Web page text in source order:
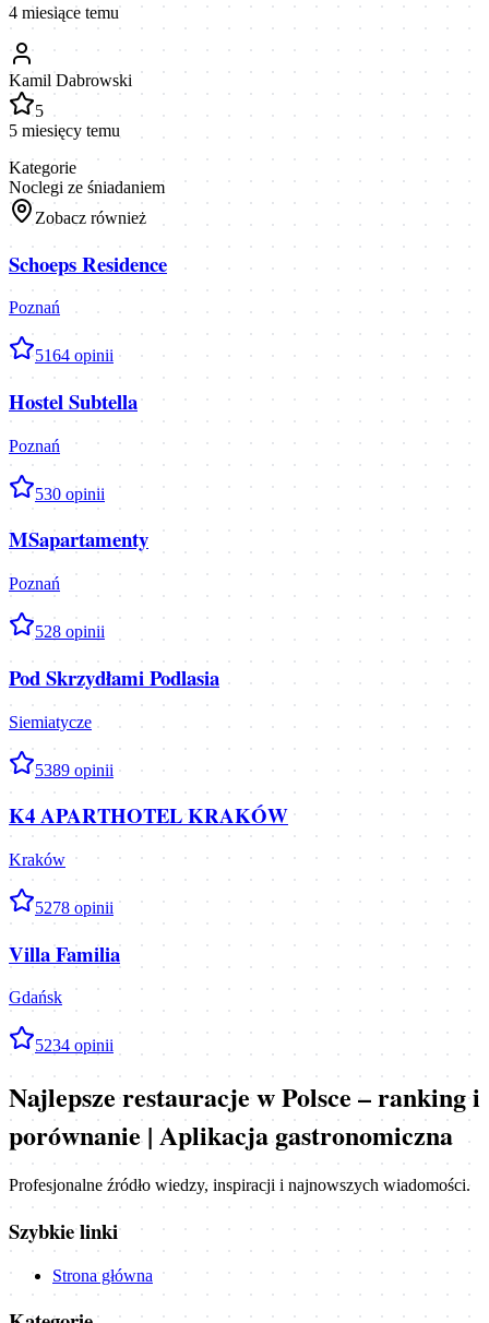
4 miesiące temu
Kamil Dabrowski
5
5 miesięcy temu
Kategorie
Noclegi ze śniadaniem
Zobacz również
Schoeps Residence
Poznań
5164 opinii
Hostel Subtella
Poznań
530 opinii
MSapartamenty
Poznań
528 opinii
Pod Skrzydłami Podlasia
Siemiatycze
5389 opinii
K4 APARTHOTEL KRAKÓW
Kraków
5278 opinii
Villa Familia
Gdańsk
5234 opinii
Najlepsze restauracje w Polsce – ranking i
porównanie | Aplikacja gastronomiczna
Profesjonalne źródło wiedzy, inspiracji i najnowszych wiadomości.
Szybkie linki
Strona główna